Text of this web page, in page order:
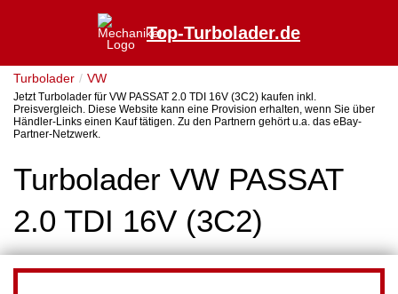
Top-Turbolader.de
Turbolader VW
Jetzt Turbolader für VW PASSAT 2.0 TDI 16V (3C2) kaufen inkl.
Preisvergleich. Diese Website kann eine Provision erhalten, wenn Sie über
Händler-Links einen Kauf tätigen. Zu den Partnern gehört u.a. das eBay-
Partner-Netzwerk.
Turbolader VW PASSAT
2.0 TDI 16V (3C2)